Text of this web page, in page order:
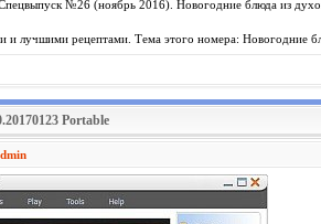
лучшими рецептами. Тема этого номера: Новогодние
Portable